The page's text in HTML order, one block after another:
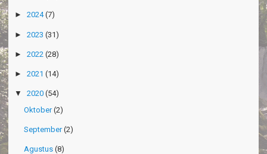
► 2024(7)
► 2023 (31)
► 2022 (28)
► 2021 (14)
▼ 2020 (54)
Oktober(2)
September(2)
Agustus (8)